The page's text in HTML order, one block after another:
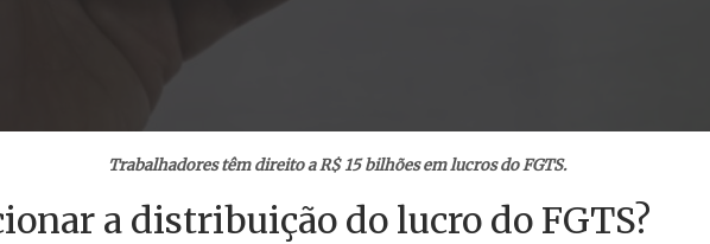
Trabalhadores têm direito a R$ 15 bilhões em lucros do FGTS.
a distribuição do lucro do FGTS?